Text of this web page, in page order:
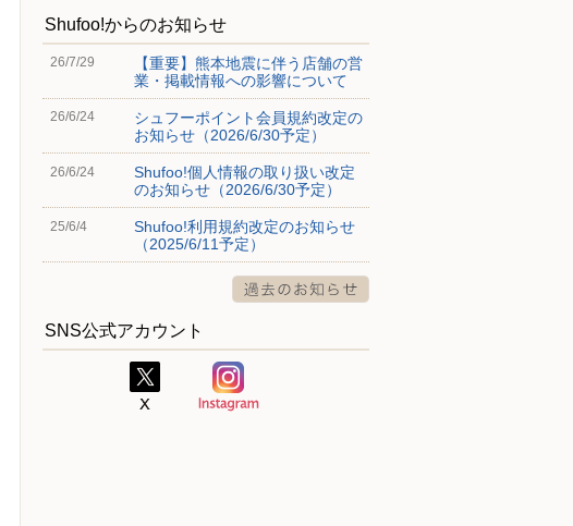
Shufoo!からのお知らせ
26/7/29
【重要】熊本地震に伴う店舗の営
業・掲載情報への影響について
26/6/24
シュフーポイント会員規約改定の
お知らせ（2026/6/30予定）
26/6/24
Shufoo!個人情報の取り扱い改定
のお知らせ（2026/6/30予定）
25/6/4
Shufoo!利用規約改定のお知らせ
（2025/6/11予定）
SNS公式アカウント